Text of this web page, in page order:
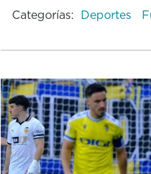
Categorías: Deportes